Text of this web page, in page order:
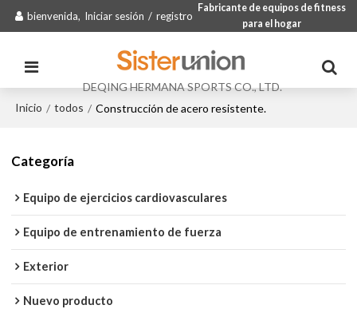
bienvenida, Iniciar sesión / registro
Fabricante de equipos de fitness
para el hogar
DEQING HERMANA SPORTS CO., LTD.
Inicio / todos / Construcción de acero resistente.
Categoría
Equipo de ejercicios cardiovasculares
Equipo de entrenamiento de fuerza
Exterior
Nuevo producto